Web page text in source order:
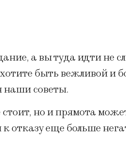
а вы туда идти не
быть вежливой и
наши советы.
но и прямота
к отказу еще больше